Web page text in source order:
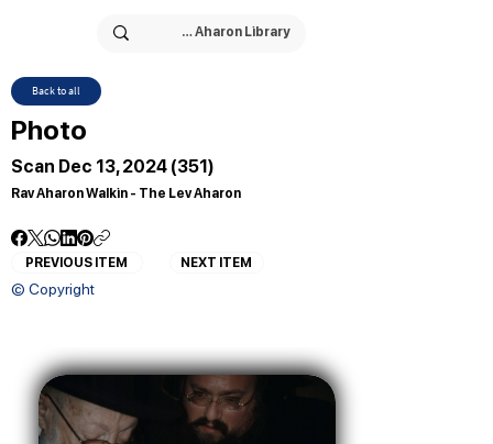
Back to all
Photo
Scan Dec 13, 2024 (351)
Rav Aharon Walkin - The Lev Aharon
PREVIOUS ITEM NEXT ITEM
© Copyright